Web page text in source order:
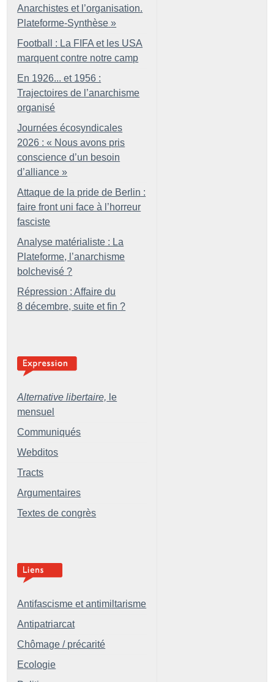
Anarchistes et l’organisation.
Plateforme-Synthèse »
Football : La FIFA et les USA
marquent contre notre camp
En 1926... et 1956 :
Trajectoires de l’anarchisme
organisé
Journées écosyndicales
2026 : « Nous avons pris
conscience d’un besoin
d’alliance »
Attaque de la pride de Berlin :
faire front uni face à l’horreur
fasciste
Analyse matérialiste : La
Plateforme, l’anarchisme
bolchevisé ?
Répression : Affaire du
8 décembre, suite et fin ?
Alternative libertaire, le
mensuel
Communiqués
Webditos
Tracts
Argumentaires
Textes de congrès
Antifascisme et antimiltarisme
Antipatriarcat
Chômage / précarité
Ecologie